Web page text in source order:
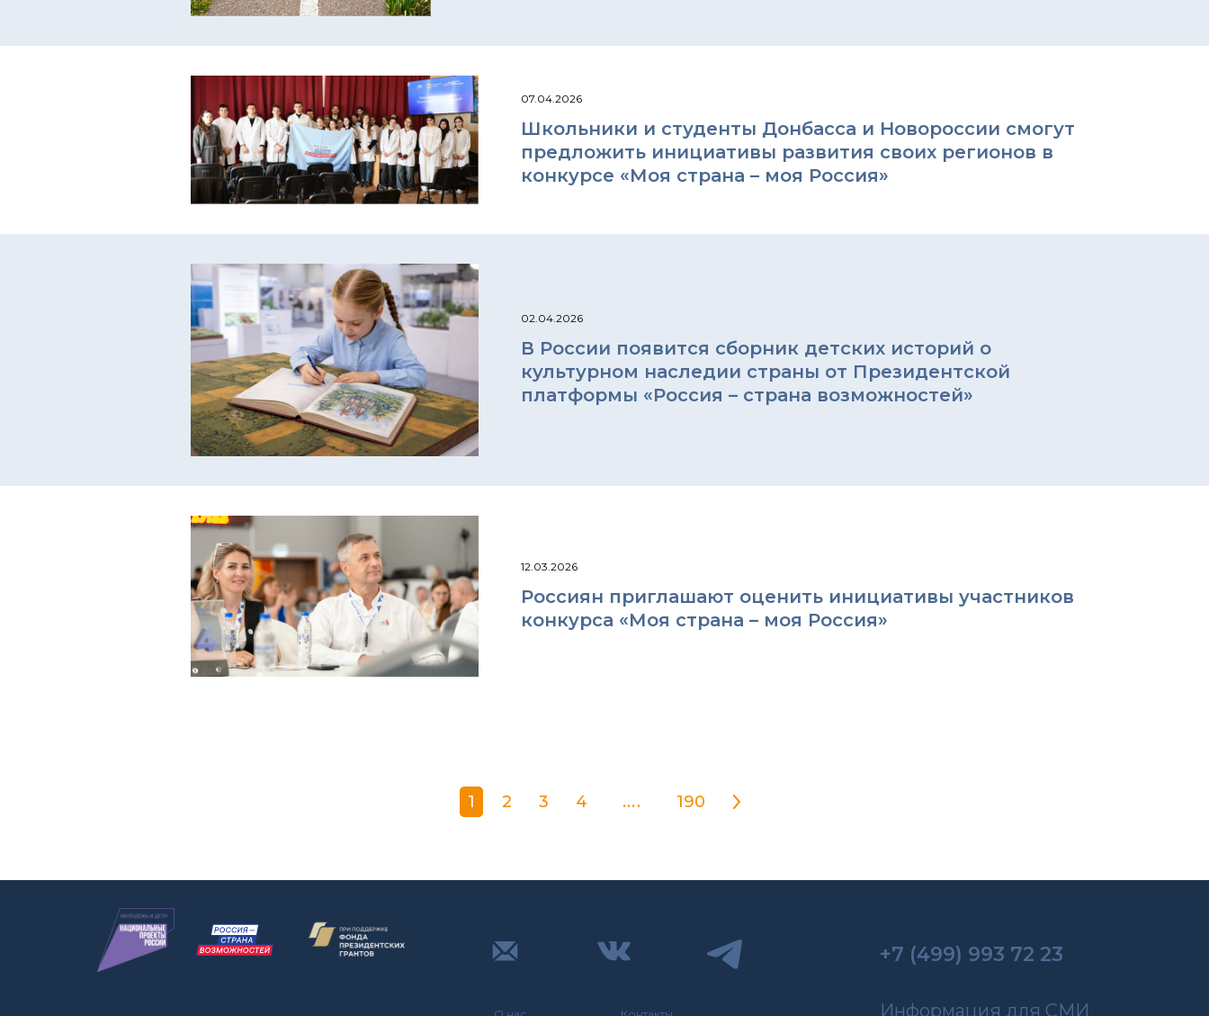
07.04.2026
Школьники и студенты Донбасса и Новороссии смогут
предложить инициативы развития своих регионов в
конкурсе «Моя страна – моя Россия»
02.04.2026
В России появится сборник детских историй о
культурном наследии страны от Президентской
платформы «Россия – страна возможностей»
12.03.2026
Россиян приглашают оценить инициативы участников
конкурса «Моя страна – моя Россия»
1 2 3 4 .... 190
+7 (499) 993 72 23
Информация для СМИ